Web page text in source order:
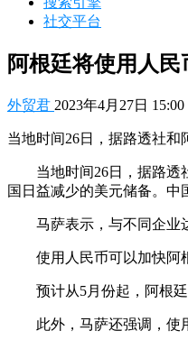
社交平台
阿根廷将使用人
外贸君 2023年4月27日 15:00
当地时间26日，据路透社
当地时间26日，据路
国日益减少的美元储备。中
马萨表示，与不同企业
使用人民币可以加快阿
预计从5月份起，阿根
此外，马萨还强调，使